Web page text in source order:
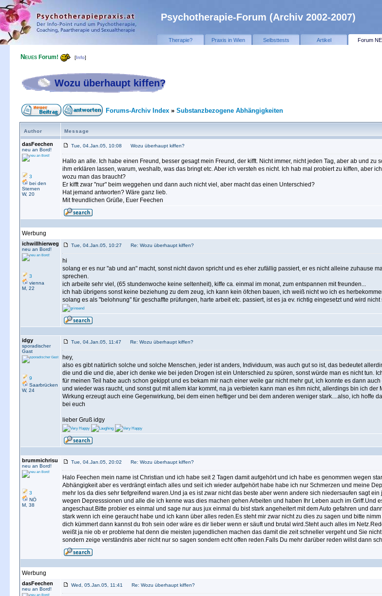
Psychotherapie-Forum (Archiv 2002-2007)
Therapie? Praxis in Wien Selbsttests Artikel Forum
Neues Forum! [Info]
Wozu überhaupt kiffen?
Forums-Archiv Index » Substanzbezogene Abhängigkeiten
Author Message
dasFeechen
neu an Bord!
3
bei den
Sternen
W, 20
Tue, 04.Jan.05, 10:08 Wozu überhaupt kiffen?
Hallo an alle. Ich habe einen Freund, besser gesagt mein Freund, der kifft. Nicht immer, nicht jeden Tag, aber ab und
ihm erklären lassen, warum, weshalb, was das bringt etc. Aber ich versteh es nicht. Ich hab mal probiert zu kiffen, aber
wozu man das braucht?
Er kifft zwar "nur" beim weggehen und dann auch nicht viel, aber macht das einen Unterschied?
Hat jemand antworten? Wäre ganz lieb.
Mit freundlichen Grüße, Euer Feechen
Werbung
ichwillhierweg
neu an Bord!
3
vienna
M, 22
Tue, 04.Jan.05, 10:27 Re: Wozu überhaupt kiffen?
hi
solang er es nur "ab und an" macht, sonst nicht davon spricht und es eher zufällig passiert, er es nicht alleine zuhause
sprechen.
ich arbeite sehr viel, (65 stundenwoche keine seltenheit), kiffe ca. einmal im monat, zum entspannen mit freunden...
ich hab übrigens sonst keine beziehung zu dem zeug, ich kann kein öfchen bauen, ich weiß nicht wo ich es
solang es als "belohnung" für geschaffte prüfungen, harte arbeit etc. passiert, ist es ja ev. richtig eingesetzt und wird nicht
idgy
sporadischer
Gast
9
Saarbrücken
W, 24
Tue, 04.Jan.05, 11:47 Re: Wozu überhaupt kiffen?
hey,
also es gibt natürlich solche und solche Menschen, jeder ist anders, Individuum, was auch gut so ist, das bedeutet
die und die und die, aber ich denke wie bei jeden Drogen ist ein Unterschied zu spüren, sonst würde man es nicht tun.
für meinen Teil habe auch schon gekippt und es bekam mir nach einer weile gar nicht mehr gut, ich konnte es dann
und wieder was raucht, und sonst gut mit allem klar kommt, na ja verbieten kann man es ihm nicht, allerdings bin ich
Wirkung erzeugt auch eine Gegenwirkung, bei dem einen heftiger und bei dem anderen weniger stark....also, ich hoffe
bei euch
lieber Gruß idgy
brummichrisu
neu an Bord!
3
NÖ
M, 38
Tue, 04.Jan.05, 20:02 Re: Wozu überhaupt kiffen?
Halo Feechen mein name ist Christian und ich habe seit 2 Tagen damit aufgehört und ich habe es genommen wegen
Abhängigkeit aber es verdrängt einfach alles und seit ich wieder aufgehört habe habe ich nur Schmerzen und meine
mehr los da dies sehr tiefgreifend waren.Und ja es ist zwar nicht das beste aber wenn andere sich niedersaufen sagt
wegen Depresssionen und alle die ich kenne was dies machen gehen Arbeiten und haben Ihr Leben auch im Griff.Und
angeschaut.Bitte probier es einmal und sage nur aus jux einmal du bist stark angeheitert mit dem Auto gefahren und
stark wenn ich eine geraucht habe und ich kann über alles reden.Es steht mir zwar nicht zu dies zu sagen und bitte
dich kümmert dann kannst du froh sein oder wäre es dir lieber wenn er säuft und brutal wird.Steht auch alles im
weißt ja nie ob er probleme hat denn die meisten jugendlichen machen das damit die zeit schneller vergeht und Sie
sondern zeige verständnis aber nicht nur so sagen sondern echt offen reden.Falls Du mehr darüber reden willst dann
Werbung
dasFeechen
neu an Bord!
Wed, 05.Jan.05, 11:41 Re: Wozu überhaupt kiffen?